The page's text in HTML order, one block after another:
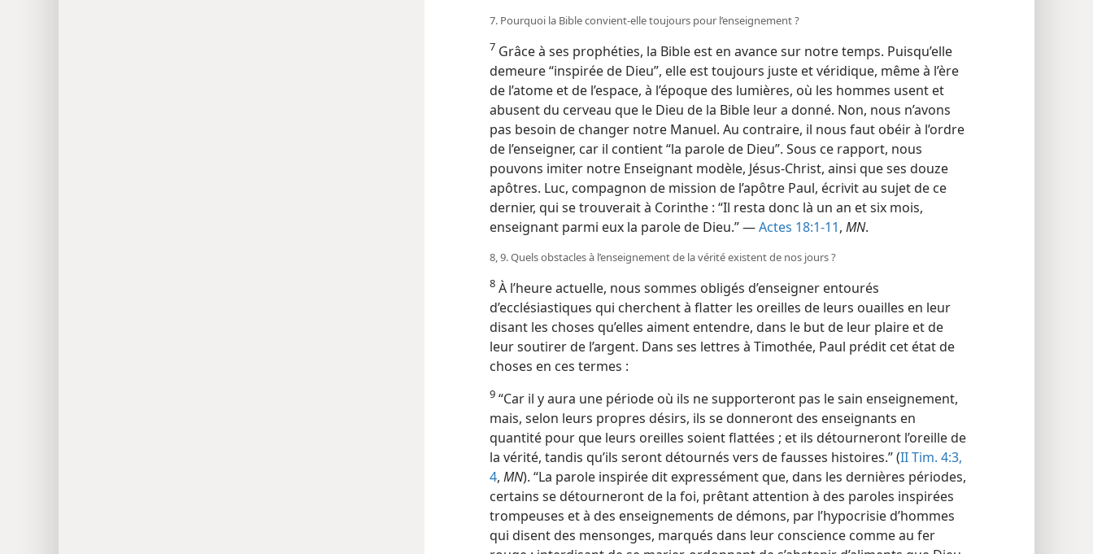
7. Pourquoi la Bible convient-​elle toujours pour l’enseignement ?
7 Grâce à ses prophéties, la Bible est en avance sur notre temps. Puisqu’elle
demeure “inspirée de Dieu”, elle est toujours juste et véridique, même à l’ère
de l’atome et de l’espace, à l’époque des lumières, où les hommes usent et
abusent du cerveau que le Dieu de la Bible leur a donné. Non, nous n’avons
pas besoin de changer notre Manuel. Au contraire, il nous faut obéir à l’ordre
de l’enseigner, car il contient “la parole de Dieu”. Sous ce rapport, nous
pouvons imiter notre Enseignant modèle, Jésus-Christ, ainsi que ses douze
apôtres. Luc, compagnon de mission de l’apôtre Paul, écrivit au sujet de ce
dernier, qui se trouverait à Corinthe : “Il resta donc là un an et six mois,
enseignant parmi eux la parole de Dieu.” —Actes 18:1-11, MN.
8, 9. Quels obstacles à l’enseignement de la vérité existent de nos jours ?
8 À l’heure actuelle, nous sommes obligés d’enseigner entourés
d’ecclésiastiques qui cherchent à flatter les oreilles de leurs ouailles en leur
disant les choses qu’elles aiment entendre, dans le but de leur plaire et de
leur soutirer de l’argent. Dans ses lettres à Timothée, Paul prédit cet état de
choses en ces termes :
9 “Car il y aura une période où ils ne supporteront pas le sain enseignement,
mais, selon leurs propres désirs, ils se donneront des enseignants en
quantité pour que leurs oreilles soient flattées ; et ils détourneront l’oreille de
la vérité, tandis qu’ils seront détournés vers de fausses histoires.” (II Tim. 4:3,
4, MN). “La parole inspirée dit expressément que, dans les dernières périodes,
certains se détourneront de la foi, prêtant attention à des paroles inspirées
trompeuses et à des enseignements de démons, par l’hypocrisie d’hommes
qui disent des mensonges, marqués dans leur conscience comme au fer